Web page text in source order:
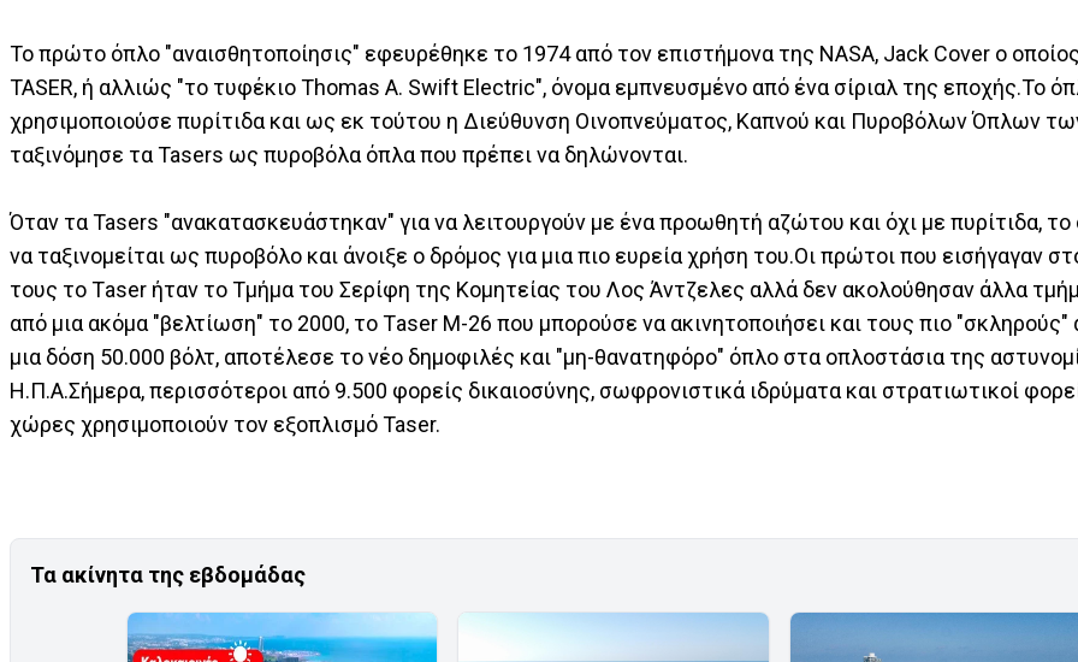
Το πρώτο όπλο "αναισθητοποίησις" εφευρέθηκε το 1974 από τον επιστήμονα της NASA, Jack Cover ο
TASER, ή αλλιώς "το τυφέκιο Thomas A. Swift Electric", όνομα εμπνευσμένο από ένα σίριαλ της εποχής.Το
χρησιμοποιούσε πυρίτιδα και ως εκ τούτου η Διεύθυνση Οινοπνεύματος, Καπνού και Πυροβόλων Όπλων
ταξινόμησε τα Tasers ως πυροβόλα όπλα που πρέπει να δηλώνονται.
Όταν τα Tasers "ανακατασκευάστηκαν" για να λειτουργούν με ένα προωθητή αζώτου και όχι με πυρίτιδα,
να ταξινομείται ως πυροβόλο και άνοιξε ο δρόμος για μια πιο ευρεία χρήση του.Οι πρώτοι που εισήγαγαν
τους το Τaser ήταν το Τμήμα του Σερίφη της Κομητείας του Λος Άντζελες αλλά δεν ακολούθησαν άλλα
από μια ακόμα "βελτίωση" το 2000, το Τaser Μ-26 που μπορούσε να ακινητοποιήσει και τους πιο "σκληρούς"
μια δόση 50.000 βόλτ, αποτέλεσε το νέο δημοφιλές και "μη-θανατηφόρο" όπλο στα οπλοστάσια της
Η.Π.Α.Σήμερα, περισσότεροι από 9.500 φορείς δικαιοσύνης, σωφρονιστικά ιδρύματα και στρατιωτικοί
χώρες χρησιμοποιούν τον εξοπλισμό Taser.
Τα ακίνητα της εβδομάδας